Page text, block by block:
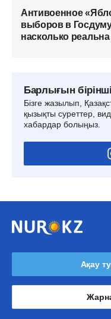
Антивоенное
выборов в
насколько реальна
Барлығын
Бізге жазылып,
қызықты суреттер,
хабардар болыңыз.
Ақау